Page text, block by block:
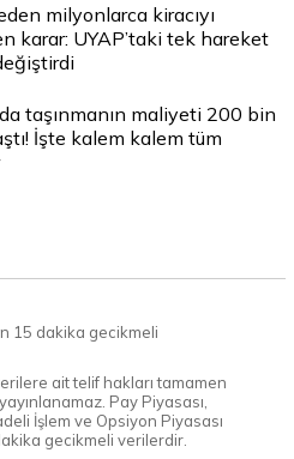
milyonlarca kiracıyı
karar: UYAP’taki tek hareket
taşınmanın maliyeti 200 bin
İşte kalem kalem tüm
15 dakika gecikmeli
ait telif hakları tamamen
Pay Piyasası,
İşlem ve Opsiyon Piyasası
gecikmeli verilerdir.